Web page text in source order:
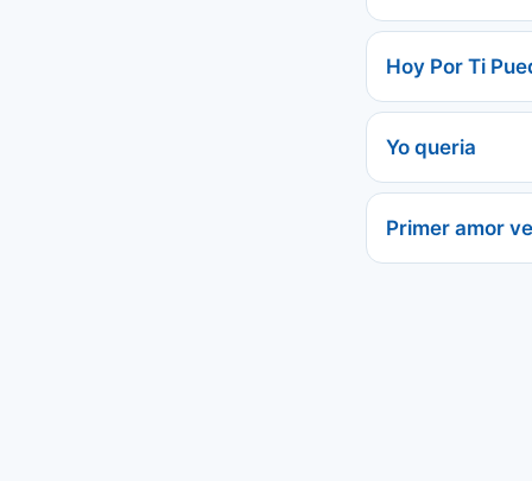
Hoy Por Ti
Yo queria
Primer amor